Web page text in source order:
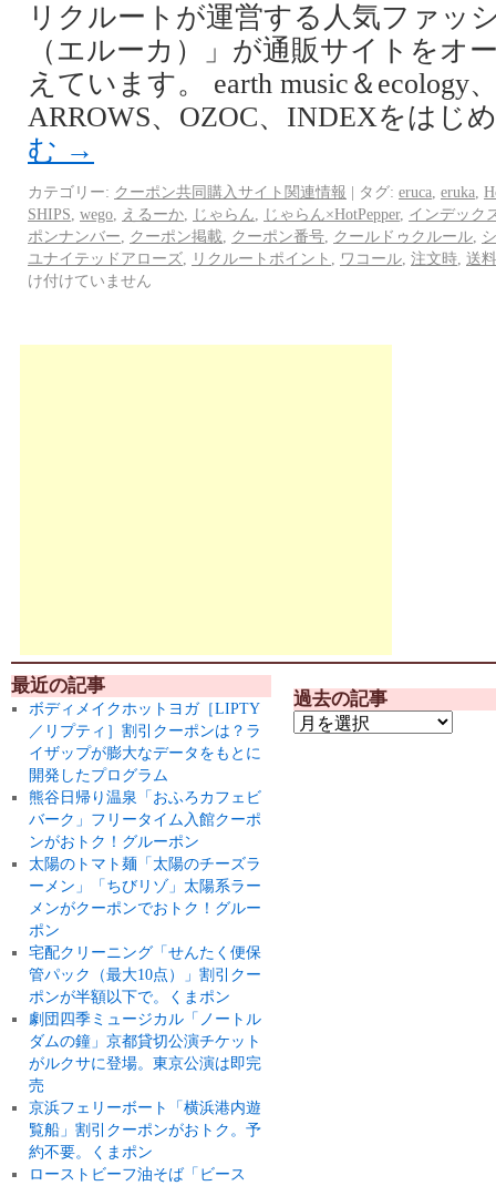
リクルートが運営する人気ファッ
（エルーカ）」が通販サイトをオ
えています。 earth music＆ecology
ARROWS、OZOC、INDEXをはじ
む →
カテゴリー: クーポン共同購入サイト関連情報 | タグ: eruca eruka
SHIPS wego えるーか じゃらん じゃらん×HotPepper, インデック
ポンナンバー
クーポン掲載 クーポン番号 クールドゥクルール
ユナイテッドアローズ
リクルートポイント ワコール 注文時 送料
け付けていません
最近の記事
ボディメイクホットヨガ［LIPTY
／リプティ］割引クーポンは？ラ
イザップが膨大なデータをもとに
開発したプログラム
熊谷日帰り温泉「おふろカフェビ
バーク」フリータイム入館クーポ
ンがおトク！グルーポン
太陽のトマト麺「太陽のチーズラ
ーメン」「ちびリゾ」太陽系ラー
メンがクーポンでおトク！グルー
ポン
宅配クリーニング「せんたく便保
管パック（最大10点）」割引クー
ポンが半額以下で。くまポン
劇団四季ミュージカル「ノートル
ダムの鐘」京都貸切公演チケット
がルクサに登場。東京公演は即完
売
京浜フェリーボート「横浜港内遊
覧船」割引クーポンがおトク。予
約不要。くまポン
ローストビーフ油そば「ビース
過去の記事